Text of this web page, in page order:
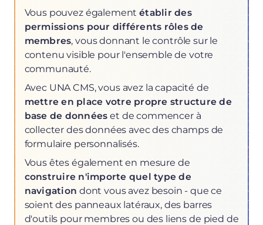
Vous pouvez égalementétablir des
permissions pour différents rôles de
membres, vous donnant le contrôle sur le
contenu visible pour l'ensemble de votre
communauté.
Avec UNA CMS, vous avez la capacité de
mettre en place votre propre structure de
base de données et de commencer à
collecter des données avec des champs de
formulaire personnalisés.
Vous êtes également en mesure de
construire n'importe quel type de
navigation dont vous avez besoin - que ce
soient des panneaux latéraux, des barres
d'outils pour membres ou des liens de pied de